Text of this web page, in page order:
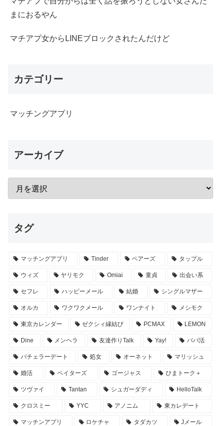
まにおるやん
マチアプ女からLINEブロックされたんだけど
カテゴリー
マッチングアプリ
アーカイブ
タグ
マッチングアプリ Tinder ペアーズ タップル
ウィズ ヤリモク Omiai 童貞 出会い系
セフレ ハッピーメール 結婚 シングルマザー
オルカ ワクワクメール ワンナイト メシモク
東京カレンダー ゼクシィ縁結び PCMAX LEMON
Dine メンヘラ 友達作りTalk Yay! パパ活
バチェラーデート 処女 オーネット マリッシュ
婚活 ペイターズ ゴージャス ひまトーク＋
ツヴァイ Tantan シュガーダディ HelloTalk
クロスミー YYC アノニム 東カレデート
マッチンアプリ ロケチャ タダカツ Jメール